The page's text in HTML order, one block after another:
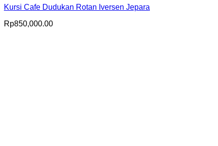
Kursi Cafe Dudukan Rotan Iversen Jepara
Rp850,000.00